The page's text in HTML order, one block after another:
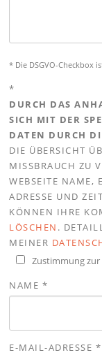
* Die DSGVO-Checkbox
*
DURCH DAS
SICH MIT DER
DATEN DURCH
DIE ÜBERSICHT
MISSBRAUCH ZU
WEBSEITE NAME,
ADRESSE UND
KÖNNEN IHRE
LÖSCHEN .
MEINER
Zustimmung zur
NAME *
E-MAIL-ADRESSE *